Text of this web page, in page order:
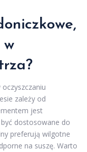
w
zależy od
jest
dostosowane do
preferują wilgotne
na suszę. Warto